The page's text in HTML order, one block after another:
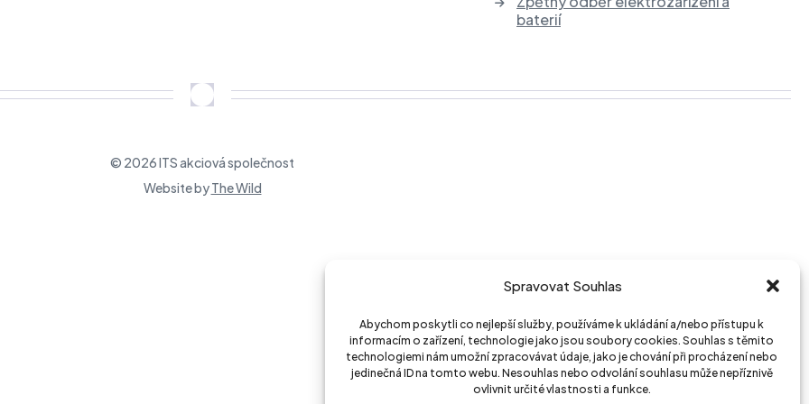
Spravovat Souhlas
Abychom poskytli co nejlepší služby, používáme k ukládání a/nebo přístupu k
informacím o zařízení, technologie jako jsou soubory cookies. Souhlas s těmito
technologiemi nám umožní zpracovávat údaje, jako je chování při procházení nebo
jedinečná ID na tomto webu. Nesouhlas nebo odvolání souhlasu může nepříznivě
ovlivnit určité vlastnosti a funkce.
baterií
© 2026 ITS akciová společnost
Website byThe Wild